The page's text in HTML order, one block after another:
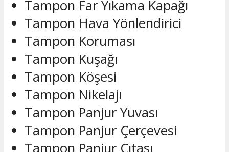
Tampon Far Yıkama Kapağı
Tampon Hava Yönlendirici
Tampon Koruması
Tampon Kuşağı
Tampon Köşesi
Tampon Nikelajı
Tampon Panjur Yuvası
Tampon Panjur Çerçevesi
Tampon Panjur Çıtası